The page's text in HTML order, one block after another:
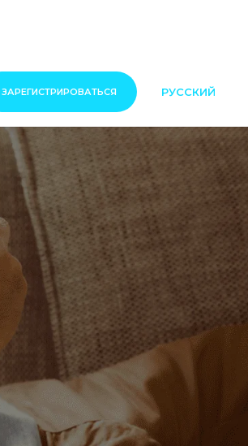
ЗАРЕГИСТРИРОВАТЬСЯ РУССКИЙ